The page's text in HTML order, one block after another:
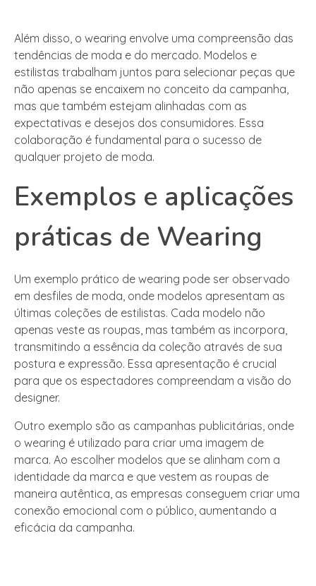
Além disso, o wearing envolve uma compreensão das
tendências de moda e do mercado. Modelos e
estilistas trabalham juntos para selecionar peças que
não apenas se encaixem no conceito da campanha,
mas que também estejam alinhadas com as
expectativas e desejos dos consumidores. Essa
colaboração é fundamental para o sucesso de
qualquer projeto de moda.
Exemplos e aplicações
práticas de Wearing
Um exemplo prático de wearing pode ser observado
em desfiles de moda, onde modelos apresentam as
últimas coleções de estilistas. Cada modelo não
apenas veste as roupas, mas também as incorpora,
transmitindo a essência da coleção através de sua
postura e expressão. Essa apresentação é crucial
para que os espectadores compreendam a visão do
designer.
Outro exemplo são as campanhas publicitárias, onde
o wearing é utilizado para criar uma imagem de
marca. Ao escolher modelos que se alinham com a
identidade da marca e que vestem as roupas de
maneira autêntica, as empresas conseguem criar uma
conexão emocional com o público, aumentando a
eficácia da campanha.